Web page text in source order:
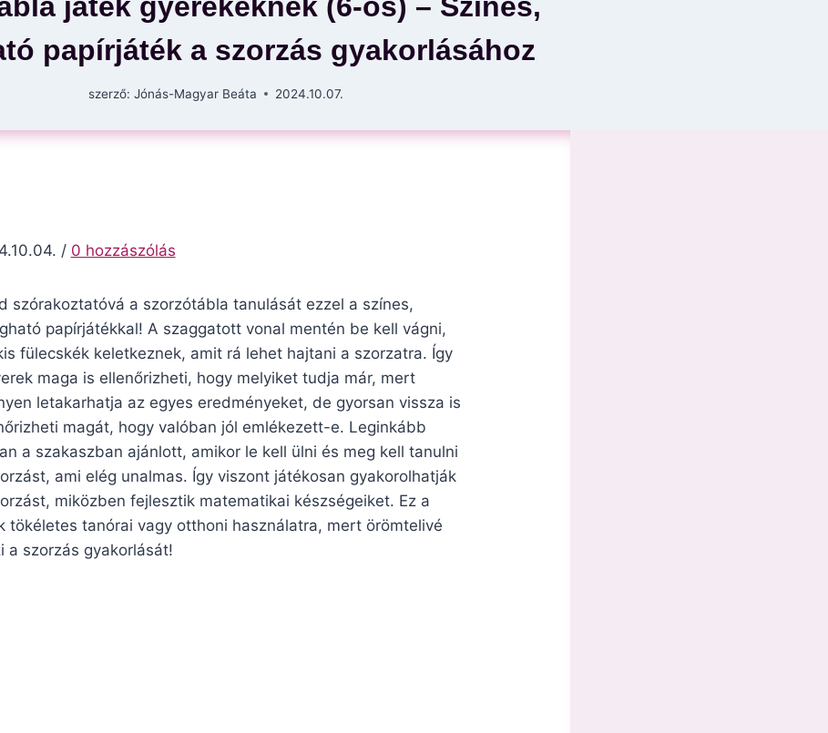
játék gyerekeknek (6-os) – Színes,
papírjáték a szorzás gyakorlásához
szerző: Jónás-Magyar Beáta 2024.10.07.
/ 0 hozzászólás
szórakoztatóvá a szorzótábla tanulását ezzel a színes,
papírjátékkal! A szaggatott vonal mentén be kell vágni,
fülecskék keletkeznek, amit rá lehet hajtani a szorzatra. Így
maga is ellenőrizheti, hogy melyiket tudja már, mert
letakarhatja az egyes eredményeket, de gyorsan vissza is
magát, hogy valóban jól emlékezett-e. Leginkább
a szakaszban ajánlott, amikor le kell ülni és meg kell tanulni
ami elég unalmas. Így viszont játékosan gyakorolhatják
miközben fejlesztik matematikai készségeiket. Ez a
tökéletes tanórai vagy otthoni használatra, mert örömtelivé
a szorzás gyakorlását!